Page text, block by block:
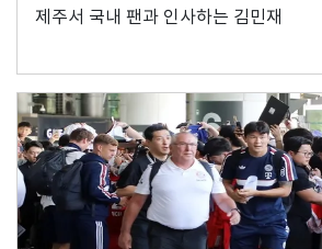
제주서 국내 팬과 인사하는 김민재